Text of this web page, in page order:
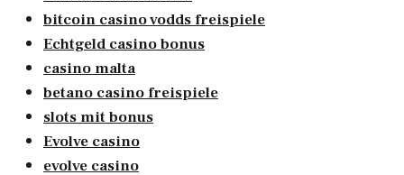
bitcoin casino vodds freispiele
Echtgeld casino bonus
casino malta
betano casino freispiele
slots mit bonus
Evolve casino
evolve casino